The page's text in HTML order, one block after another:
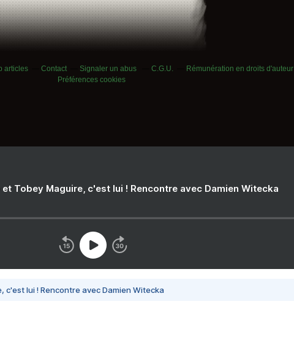
articles Contact Signaler un abus C.G.U. Rémunération en droits d'auteur
Préférences cookies
Tobey Maguire, c'est lui ! Rencontre avec Damien Witecka
c'est lui ! Rencontre avec Damien Witecka